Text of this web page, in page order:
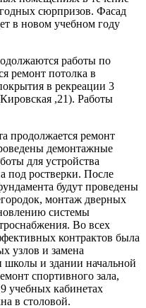
сюрпризов. Фасад
в новом учебном году
работы по
ремонт потолка в
в рекреации 3
,21). Работы
продолжается ремонт
демонтажные
для устройства
под ростверки. После
будут проведены
монтаж дверных
системы
Во всех
контрактов была
узлов и замена
школы и здании начальной
спортивного зала,
учебных кабинетах
в столовой.